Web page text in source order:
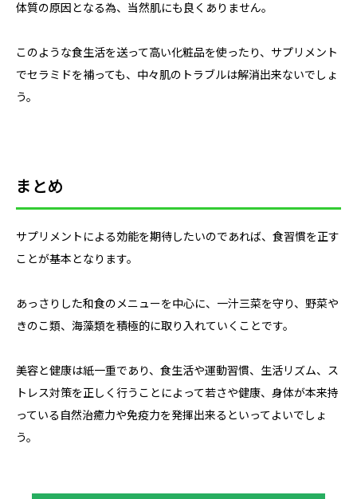
体質の原因となる為、当然肌にも良くありません。
このような食生活を送って高い化粧品を使ったり、サプリメント
でセラミドを補っても、中々肌のトラブルは解消出来ないでしょ
う。
まとめ
サプリメントによる効能を期待したいのであれば、食習慣を正す
ことが基本となります。
あっさりした和食のメニューを中心に、一汁三菜を守り、野菜や
きのこ類、海藻類を積極的に取り入れていくことです。
美容と健康は紙一重であり、食生活や運動習慣、生活リズム、ス
トレス対策を正しく行うことによって若さや健康、身体が本来持
っている自然治癒力や免疫力を発揮出来るといってよいでしょ
う。